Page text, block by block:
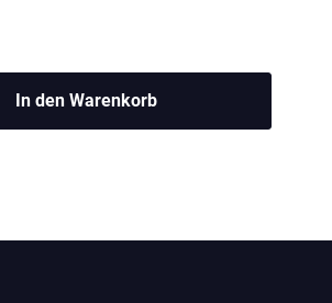
In den Warenkorb